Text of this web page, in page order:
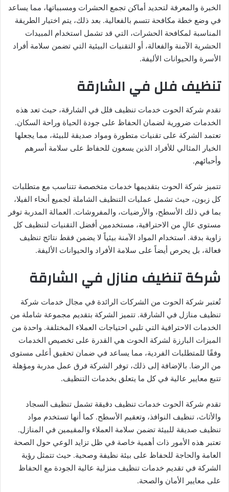
الخبرة والمعرفة لتحديد أماكن تجمع الحشرات ومسبباتها، مما يساعد
في وضع خطة مكافحة تتسم بالفعالية. بعد ذلك، يتم اختيار الطريقة
المناسبة لمكافحة الحشرات، التي قد تشمل استخدام المبيدات
الحشرية الآمنة والفعالة، أو التقنيات البيئية التي تضمن سلامة أفراد
الأسرة والحيوانات الأليفة.
تنظيف فلل في الشارقة
تقدم شركة الحوت خدمات تنظيف فلل في الشارقة، حيث تعد هذه
الخدمات ضرورية لضمان الحفاظ على جودة الحياة وراحة السكان.
تعتمد الشركة على تقنيات متطورة ومواد صديقة للبيئة، مما يجعلها
الخيار المثالي للأفراد الذين يسعون للحفاظ على سلامة أسرهم
وأحبائهم.
تتميز شركة الحوت بتقديمها خدمات متخصصة تتناسب مع متطلبات
كل زبون، حيث تشمل عمليات التنظيف الشاملة لجميع أنحاء الفيلا،
بما في ذلك الأسطح، والأرضيات، والمفروشات. العمالة المدربة توفر
مستوى عالٍ من الاحترافية، مستخدمين أفضل التقنيات لتنظيف كل
زاوية بدقة. استخدام المواد الآمنة بيئياً لا يضمن فقط نتائج تنظيف
فعالة، بل يحرص أيضاً على سلامة الأفراد والحيوانات الأليفة.
شركة تنظيف منازل في الشارقة
تُعتبر شركة الحوت من الشركات الرائدة في مجال خدمات شركة
تنظيف منازل في الشارقة. تتميز الشركة بتقديم مجموعة شاملة من
الخدمات الاحترافية التي تلبي احتياجات العملاء المختلفة. واحدة من
الميزات البارزة لشركة الحوت هي القدرة على تخصيص الخدمات
وفقًا للمتطلبات الفردية، مما يساعد في ضمان تحقيق أعلى مستوى
من الرضا. بالإضافة إلى ذلك، توفر الشركة فرق عمل مدربة ومؤهلة
تتبع معايير عالية في كل ما يتعلق بخدمات التنظيف.
تقدم شركة الحوت خدمات تنظيف دقيقة تشمل تنظيف السجاد
والأثاث، تنظيف النوافذ، وتعقيم الأسطح. كما أنها تستخدم مواد
تنظيف صديقة للبيئة تضمن سلامة العملاء والمقيمين في المنازل.
تعتبر هذه الأمور ذات أهمية خاصة في ظل تزايد الوعي حول الصحة
العامة والحاجة للحفاظ على بيئة نظيفة وصحية. حيث تتمثل رؤية
الشركة في تقديم خدمات تنظيف منزلية عالية الجودة مع الحفاظ
على معايير الأمان والصحة.